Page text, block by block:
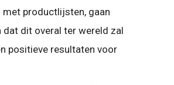
met productlijsten, gaan
dat dit overal ter wereld zal
positieve resultaten voor